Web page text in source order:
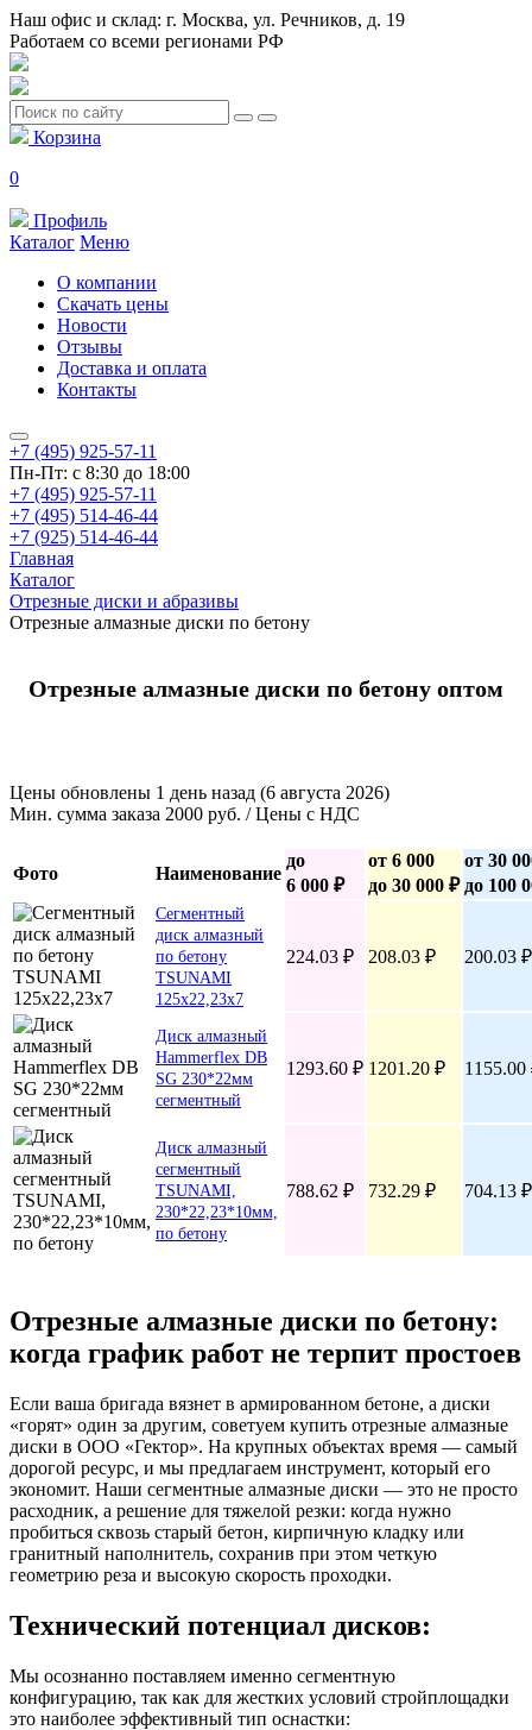
Наш офис и склад: г. Москва, ул. Речников, д. 19
Работаем со всеми регионами РФ
Корзина
0
Профиль
Каталог Меню
О компании
Скачать цены
Новости
Отзывы
Доставка и оплата
Контакты
+7 (495) 925-57-11
Пн-Пт: с 8:30 до 18:00
+7 (495) 925-57-11
+7 (495) 514-46-44
+7 (925) 514-46-44
Главная
Каталог
Отрезные диски и абразивы
Отрезные алмазные диски по бетону
Отрезные алмазные диски по бетону оптом
Цены обновлены 1 день назад (6 августа 2026)
Мин. сумма заказа 2000 руб. / Цены с НДС
Фото Наименование
до
6 000 ₽
от 6 000
до 30 000 ₽
от 30
до 100
Сегментный
диск алмазный
по бетону
TSUNAMI
125х22,23х7
224.03 ₽ 208.03 ₽ 200.03 ₽
Диск алмазный
Hammerflex DB
SG 230*22мм
сегментный
1293.60 ₽ 1201.20 ₽ 1155.00
Диск алмазный
сегментный
TSUNAMI,
230*22,23*10мм,
по бетону
788.62 ₽ 732.29 ₽ 704.13 ₽
Отрезные алмазные диски по бетону:
когда график работ не терпит простоев
Если ваша бригада вязнет в армированном бетоне, а диски
«горят» один за другим, советуем купить отрезные алмазные
диски в ООО «Гектор». На крупных объектах время — самый
дорогой ресурс, и мы предлагаем инструмент, который его
экономит. Наши сегментные алмазные диски — это не просто
расходник, а решение для тяжелой резки: когда нужно
пробиться сквозь старый бетон, кирпичную кладку или
гранитный наполнитель, сохранив при этом четкую
геометрию реза и высокую скорость проходки.
Технический потенциал дисков:
Мы осознанно поставляем именно сегментную
конфигурацию, так как для жестких условий стройплощадки
это наиболее эффективный тип оснастки: